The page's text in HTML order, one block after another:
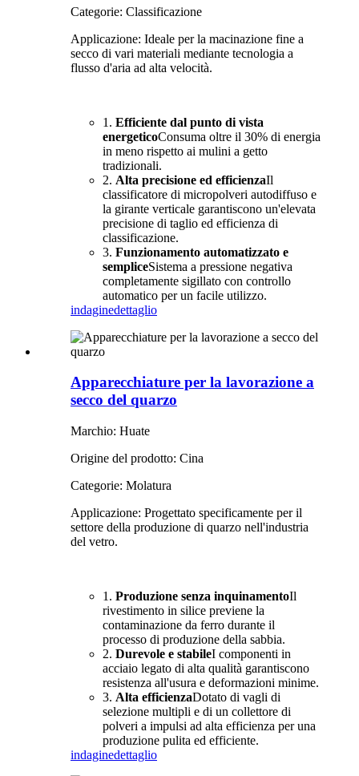
Categorie: Classificazione
Applicazione: Ideale per la macinazione fine a
secco di vari materiali mediante tecnologia a
flusso d'aria ad alta velocità.
1. Efficiente dal punto di vista
energeticoConsuma oltre il 30% di energia
in meno rispetto ai mulini a getto
tradizionali.
2. Alta precisione ed efficienzaIl
classificatore di micropolveri autodiffuso e
la girante verticale garantiscono un'elevata
precisione di taglio ed efficienza di
classificazione.
3. Funzionamento automatizzato e
sempliceSistema a pressione negativa
completamente sigillato con controllo
automatico per un facile utilizzo.
indaginedettaglio
Apparecchiature per la lavorazione a
secco del quarzo
Marchio: Huate
Origine del prodotto: Cina
Categorie: Molatura
Applicazione: Progettato specificamente per il
settore della produzione di quarzo nell'industria
del vetro.
1. Produzione senza inquinamentoIl
rivestimento in silice previene la
contaminazione da ferro durante il
processo di produzione della sabbia.
2. Durevole e stabileI componenti in
acciaio legato di alta qualità garantiscono
resistenza all'usura e deformazioni minime.
3. Alta efficienzaDotato di vagli di
selezione multipli e di un collettore di
polveri a impulsi ad alta efficienza per una
produzione pulita ed efficiente.
indaginedettaglio